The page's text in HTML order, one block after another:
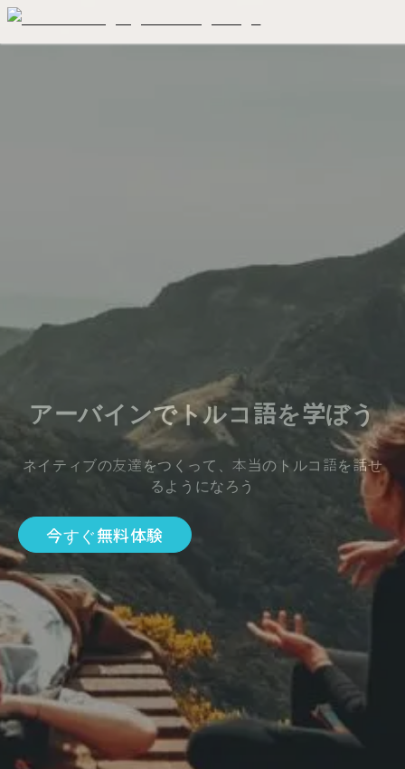
アーバインでトルコ語を学ぼう
ネイティブの友達をつくって、本当のトルコ語を話せ
るようになろう
今すぐ無料体験